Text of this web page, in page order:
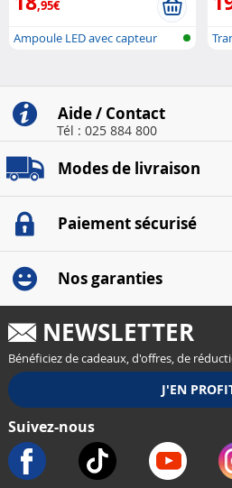
,95€
Ampoule LED avec capteur
Aide / Contact
Tél : 025 884 800
Modes de livraison
Paiement sécurisé
Nos garanties
NEWSLETTER
Bénéficiez de cadeaux, d'offres, de
Suivez-nous